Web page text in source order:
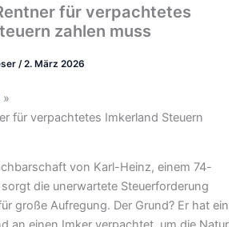
für verpachtetes
zahlen muss
/2. März 2026
für verpachtetes Imkerland Steuern
von Karl-Heinz, einem 74-
die unerwartete Steuerforderung
große Aufregung. Der Grund? Er hat ein